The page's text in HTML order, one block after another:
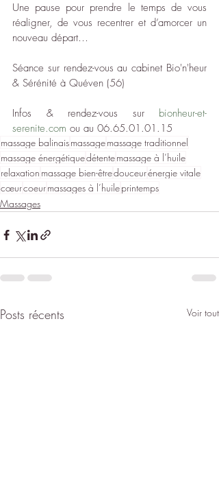
Une pause pour prendre le temps de vous
réaligner, de vous recentrer et d’amorcer un
nouveau départ…
Séance sur rendez-vous au cabinet Bio'n'heur
& Sérénité à Quéven (56)
Infos & rendez-vous sur bionheur-et-
serenite.com ou au 06.65.01.01.15
massage balinaismassagemassage traditionnel
massage énergétiquedétentemassage à l’huile
relaxation massage bien-êtredouceurénergie vitale
cœurcoeurmassages à l’huileprintemps
Massages
Posts récents Voir tout